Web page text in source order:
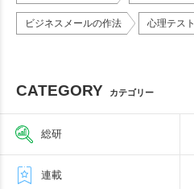
ビジネスメールの作法 心理テスト
CATEGORY カテゴリー
総研
連載